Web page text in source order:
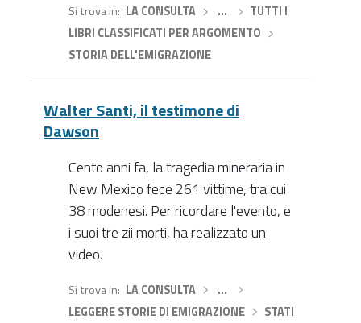
Si trova in LA CONSULTA› …
TUTTI I
LIBRI CLASSIFICATI PER ARGOMENTO
STORIA DELL'EMIGRAZIONE
Walter Santi, il testimone di
Dawson
Cento anni fa, la tragedia mineraria in
New Mexico fece 261 vittime, tra cui
38 modenesi. Per ricordare l'evento, e
i suoi tre zii morti, ha realizzato un
video.
Si trova in LA CONSULTA› …
LEGGERE STORIE DI EMIGRAZIONE›
STATI